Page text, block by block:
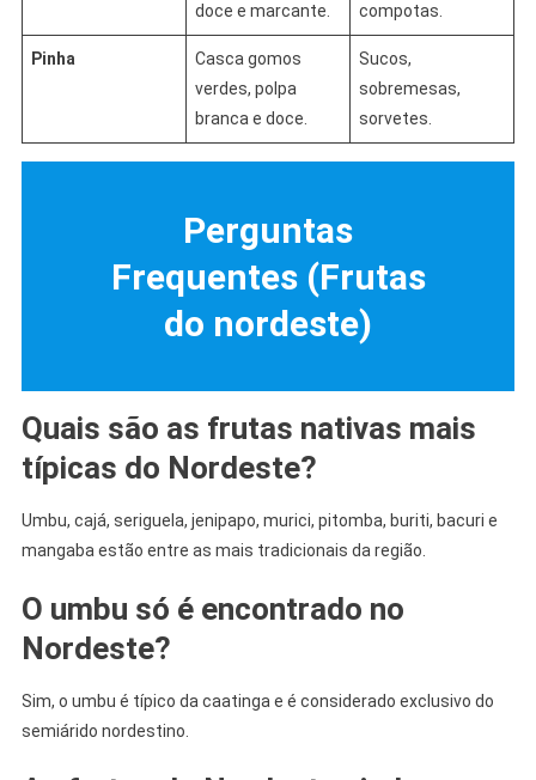
doce e marcante.
compotas.
Pinha
Casca gomos
verdes, polpa
branca e doce.
Sucos,
sobremesas,
sorvetes.
Perguntas
Frequentes (Frutas
do nordeste)
Quais são as frutas nativas mais
típicas do Nordeste?
Umbu, cajá, seriguela, jenipapo, murici, pitomba, buriti, bacuri e
mangaba estão entre as mais tradicionais da região.
O umbu só é encontrado no
Nordeste?
Sim, o umbu é típico da caatinga e é considerado exclusivo do
semiárido nordestino.